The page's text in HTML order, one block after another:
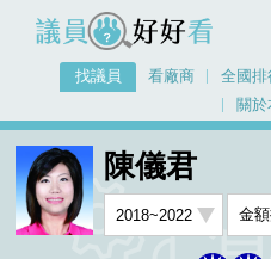
議員好好看
找議員 看廠商 全國排
關於
首頁 找議員
陳儀君